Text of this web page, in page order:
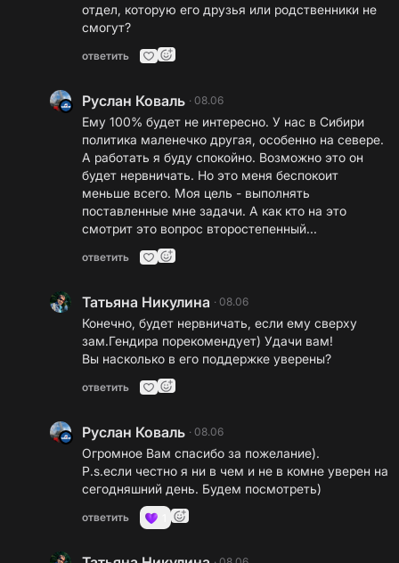
отдел, которую его друзья или родственники не
смогут?
ответить
Руслан Коваль · 08.06
Ему 100% будет не интересно. У нас в Сибири
политика маленечко другая, особенно на севере.
А работать я буду спокойно. Возможно это он
будет нервничать. Но это меня беспокоит
меньше всего. Моя цель - выполнять
поставленные мне задачи. А как кто на это
смотрит это вопрос второстепенный...
ответить
Татьяна Никулина · 08.06
Конечно, будет нервничать, если ему сверху
зам.Гендира порекомендует) Удачи вам!
Вы насколько в его поддержке уверены?
ответить
Руслан Коваль · 08.06
Огромное Вам спасибо за пожелание).
P.s.если честно я ни в чем и не в комне уверен на
сегодняшний день. Будем посмотреть)
ответить